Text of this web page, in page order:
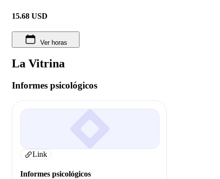
15.68 USD
Ver horas
La Vitrina
Informes psicológicos
Link
Informes psicológicos